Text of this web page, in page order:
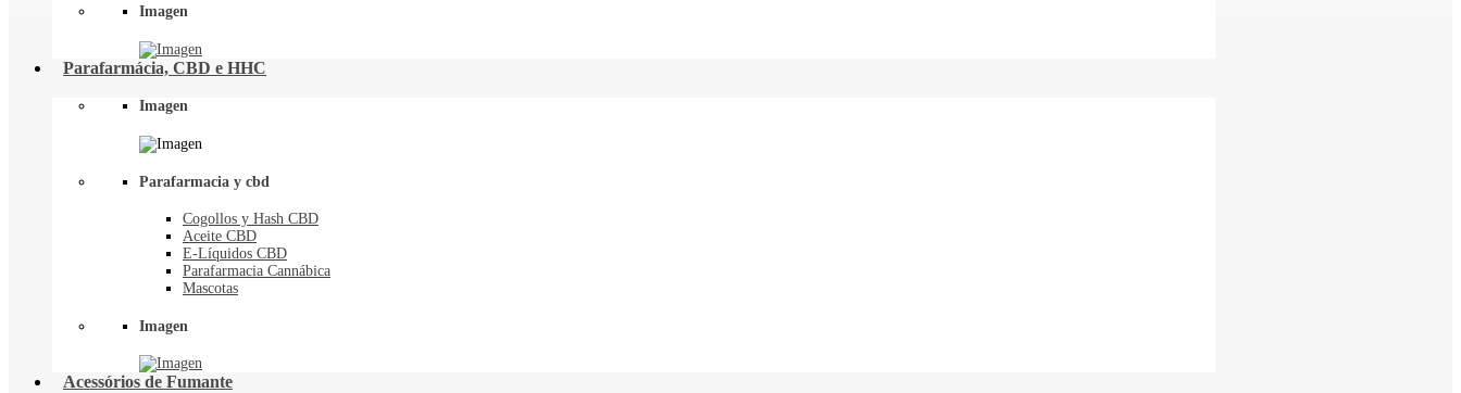
Imagen
Parafarmácia, CBD e HHC
Imagen
Parafarmacia y cbd
Cogollos y Hash CBD
Aceite CBD
E-Líquidos CBD
Parafarmacia Cannábica
Mascotas
Imagen
Acessórios de Fumante